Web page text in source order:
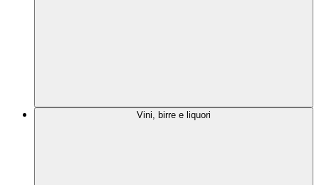
Vini, birre e liquori